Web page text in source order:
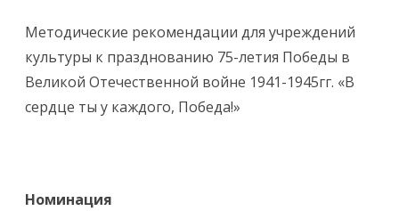
Методические рекомендации для учреждений
культуры к празднованию 75-летия Победы в
Великой Отечественной войне 1941-1945гг. «В
сердце ты у каждого, Победа!»
Номинация